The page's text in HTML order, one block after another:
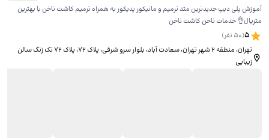
آموزش پلی دیپ جدیدترین متد ترمیم و مانیکور پدیکور به همراه ترمیم کاشت ناخن با بهترین
متریال👌 خدمات ناخن کاشت ناخن
5
(
50 نفر)
تهران، منطقه ۲ شهر تهران، سعادت آباد، بلوار سرو شرقی، پلاک 72، ​پلاک ۷۲ تک زنگ سالن
زیبایی